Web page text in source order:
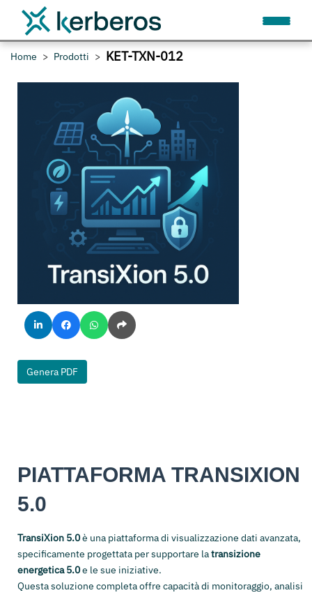
Home Prodotti KET-TXN-012
Genera PDF
PIATTAFORMA TRANSIXION
5.0
TransiXion 5.0è una piattaforma di visualizzazione dati avanzata,
specificamente progettata per supportare latransizione
energetica 5.0e le sue iniziative.
Questa soluzione completa offre capacità di monitoraggio, analisi